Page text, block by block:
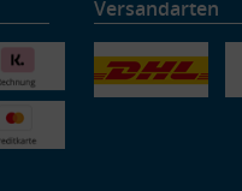
Versandarten